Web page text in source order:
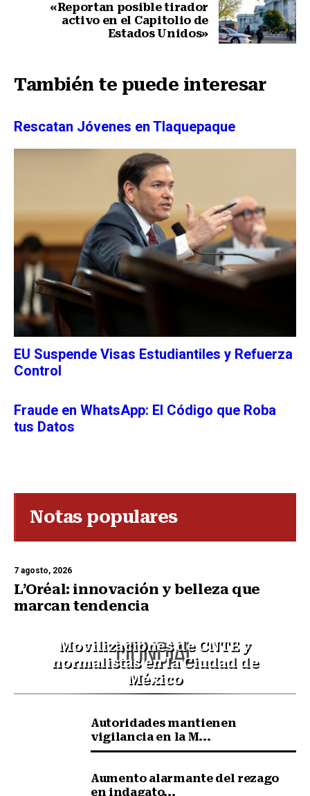
«Reportan posible tirador
activo en el Capitolio de
Estados Unidos»
También te puede interesar
Rescatan Jóvenes en Tlaquepaque
EU Suspende Visas Estudiantiles y Refuerza
Control
Fraude en WhatsApp: El Código que Roba
tus Datos
Notas populares
7 agosto, 2026
L’Oréal: innovación y belleza que
marcan tendencia
Movilizaciones de CNTE y
normalistas en la Ciudad de
México
Autoridades mantienen
vigilancia en la M...
Aumento alarmante del rezago
en indagato...